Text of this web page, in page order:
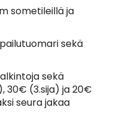
sometileillä ja
sekä
sekä
30€ (3.sija) ja 20€
seura jakaa